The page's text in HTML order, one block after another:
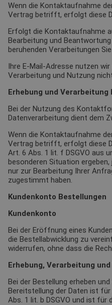
Wenn die Kontaktaufnahme
Vertrag betrifft, erfolgt diese
Erfolgt die Kontaktaufnahme
Bearbeitung und
beruhenden Verarbeitungen
Ihre E-Mail-Adresse nutzen
Verarbeitung und Nutzung
Erhebung und
Bei der Nutzung des
Datenverarbeitung dient dem
Wenn die Kontaktaufnahme
Vertrag betrifft, erfolgt diese
Art. 6 Abs. 1 lit. f DSGVO aus
besonderen Situation
nur zur Bearbeitung Ihrer
zugestimmt haben.
Kundenkonto Bestellungen
Kundenkonto
Bei der Eröffnung eines
die Bestellabwicklung zu
widerrufen, ohne dass die
Erhebung, Verarbeitung
Bei der Bestellung erheben
Bereitstellung der Daten ist
Abs. 1 lit. b DSGVO und ist